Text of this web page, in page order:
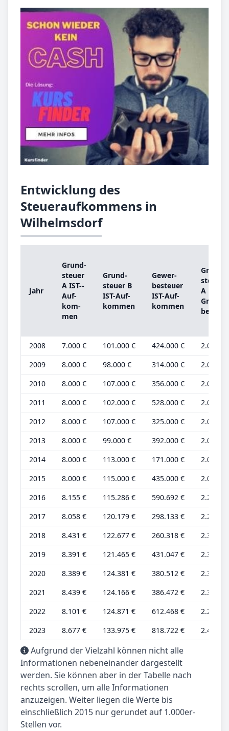
Entwicklung des
Steueraufkommens in
Wilhelmsdorf
Jahr
Grund­
steu­er
A IST-­
Auf­
kom­
men
Grund­
steu­er B
IST-­Auf­
kom­men
Ge­wer­
be­steu­er
IST-­Auf­
kom­men
Grund­
steu­er
A
Grund­
be­trag
2008 7.000 € 101.000 € 424.000 €
2.000 €
2009
8.000 € 98.000 € 314.000 €
2.000 €
2010
8.000 € 107.000 € 356.000 €
2.000 €
2011
8.000 € 102.000 € 528.000 €
2.000 €
2012
8.000 € 107.000 € 325.000 €
2.000 €
2013
8.000 € 99.000 € 392.000 €
2.000 €
2014
8.000 € 113.000 € 171.000 €
2.000 €
2015
8.000 € 115.000 € 435.000 €
2.000 €
2016
8.155 € 115.286 € 590.692 €
2.265 €
2017
8.058 € 120.179 € 298.133 €
2.238 €
2018
8.431 € 122.677 € 260.318 €
2.342 €
2019
8.391 € 121.465 € 431.047 €
2.331 €
2020
8.389 € 124.381 € 380.512 €
2.330 €
2021
8.439 € 124.166 € 386.472 €
2.344 €
2022
8.101 € 124.871 € 612.468 €
2.250 €
2023
8.677 € 133.975 € 818.722 € 2.410 €
Aufgrund der Vielzahl können nicht alle
Informationen nebeneinander dargestellt
werden. Sie können aber in der Tabelle nach
rechts scrollen, um alle Informationen
anzuzeigen. Weiter liegen die Werte bis
einschließlich 2015 nur gerundet auf 1.000er-
Stellen vor.